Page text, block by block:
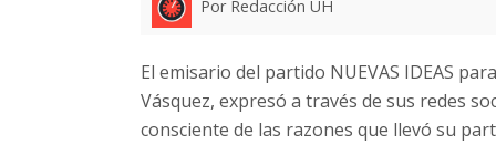
Por Redacción UH
El emisario del partido NUEVAS IDEAS
Vásquez, expresó a través de sus redes
consciente de las razones que llevó su